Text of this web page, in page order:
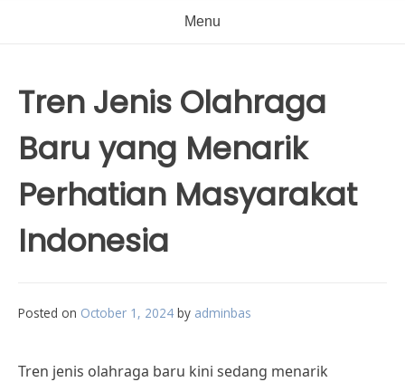
Menu
Tren Jenis Olahraga
Baru yang Menarik
Perhatian Masyarakat
Indonesia
Posted on October 1, 2024 by adminbas
Tren jenis olahraga baru kini sedang menarik